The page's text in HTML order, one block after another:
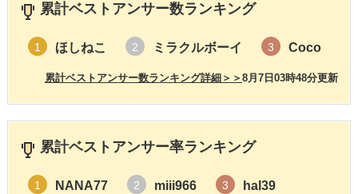
累計ベストアンサー数ランキング
1 ほしねこ 2 ミラクルボーイ 3 Coco
8月7日03時48分更新
累計ベストアンサー数ランキング詳細＞＞
累計ベストアンサー率ランキング
1 NANA77 2 miii966 3 hal39